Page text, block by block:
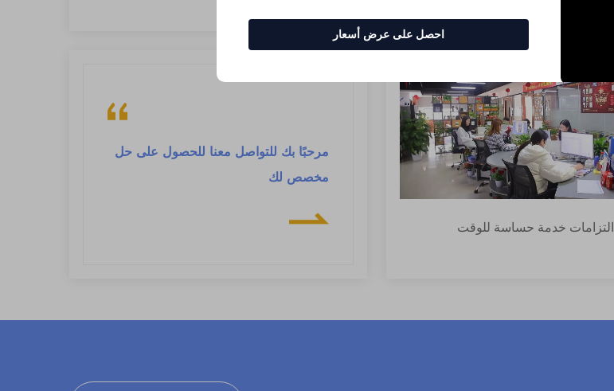
التزامات خدمة حساسة للوقت
مرحبًا بك للتواصل معنا للحصول على حل
مخصص لك
احصل على عرض أسعار